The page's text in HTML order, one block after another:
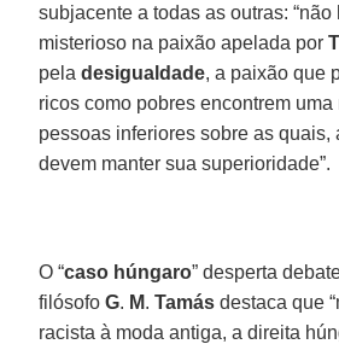
subjacente a todas as outras: “não
misterioso na paixão apelada por
peladesigualdade, a paixão que
ricos como pobres encontrem
pessoas inferiores sobre as quais,
devem manter sua superioridade”.
O “caso húngaro” desperta
filósofoG. M.Tamás destaca que
racista à moda antiga, a direita